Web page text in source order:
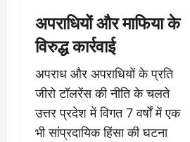
अपराधियों और माफिया के
विरुद्ध कार्रवाई
अपराध और अपराधियों के प्रति
जीरो टॉलरेंस की नीति के चलते
उत्तर प्रदेश में विगत 7 वर्षों में एक
भी सांप्रदायिक हिंसा की घटना